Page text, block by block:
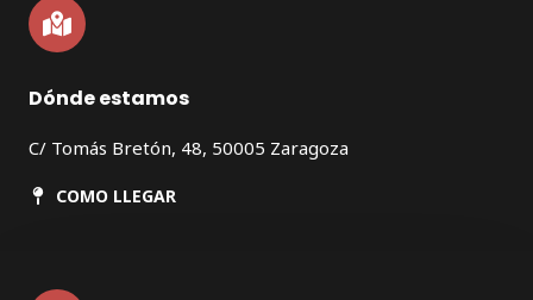
Dónde estamos
C/ Tomás Bretón, 48, 50005 Zaragoza
COMO LLEGAR